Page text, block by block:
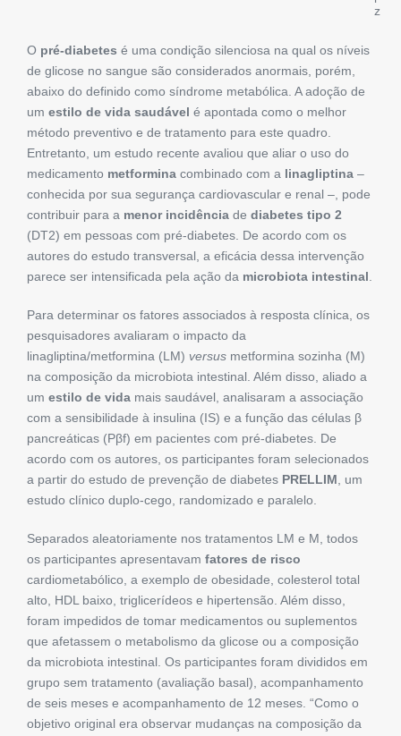
z
O pré-diabetes é uma condição silenciosa na qual os níveis
de glicose no sangue são considerados anormais, porém,
abaixo do definido como síndrome metabólica. A adoção de
um estilo de vida saudável é apontada como o melhor
método preventivo e de tratamento para este quadro.
Entretanto, um estudo recente avaliou que aliar o uso do
medicamento metformina combinado com a linagliptina –
conhecida por sua segurança cardiovascular e renal –, pode
contribuir para a menor incidência de diabetes tipo 2
(DT2) em pessoas com pré-diabetes. De acordo com os
autores do estudo transversal, a eficácia dessa intervenção
parece ser intensificada pela ação da microbiota intestinal.
Para determinar os fatores associados à resposta clínica, os
pesquisadores avaliaram o impacto da
linagliptina/metformina (LM) versus metformina sozinha (M)
na composição da microbiota intestinal. Além disso, aliado a
um estilo de vida mais saudável, analisaram a associação
com a sensibilidade à insulina (IS) e a função das células β
pancreáticas (Pβf) em pacientes com pré-diabetes. De
acordo com os autores, os participantes foram selecionados
a partir do estudo de prevenção de diabetes PRELLIM, um
estudo clínico duplo-cego, randomizado e paralelo.
Separados aleatoriamente nos tratamentos LM e M, todos
os participantes apresentavam fatores de risco
cardiometabólico, a exemplo de obesidade, colesterol total
alto, HDL baixo, triglicerídeos e hipertensão. Além disso,
foram impedidos de tomar medicamentos ou suplementos
que afetassem o metabolismo da glicose ou a composição
da microbiota intestinal. Os participantes foram divididos em
grupo sem tratamento (avaliação basal), acompanhamento
de seis meses e acompanhamento de 12 meses. “Como o
objetivo original era observar mudanças na composição da